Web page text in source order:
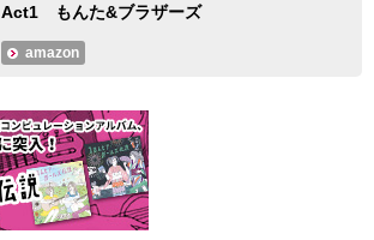
Act1 もんた&ブラザーズ
amazon